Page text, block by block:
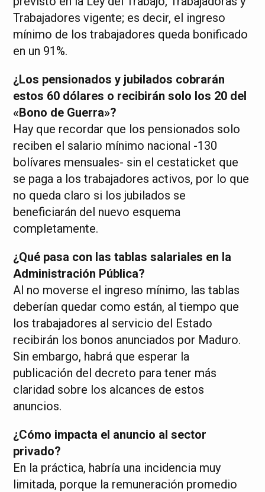
Trabajadores vigente; es decir, el ingreso
mínimo de los trabajadores queda bonificado
en un 91%.
¿Los pensionados y jubilados cobrarán
estos 60 dólares o recibirán solo los 20 del
«Bono de Guerra»?
Hay que recordar que los pensionados solo
reciben el salario mínimo nacional -130
bolívares mensuales- sin el cestaticket que
se paga a los trabajadores activos, por lo que
no queda claro si los jubilados se
beneficiarán del nuevo esquema
completamente.
¿Qué pasa con las tablas salariales en la
Administración Pública?
Al no moverse el ingreso mínimo, las tablas
deberían quedar como están, al tiempo que
los trabajadores al servicio del Estado
recibirán los bonos anunciados por Maduro.
Sin embargo, habrá que esperar la
publicación del decreto para tener más
claridad sobre los alcances de estos
anuncios.
¿Cómo impacta el anuncio al sector
privado?
En la práctica, habría una incidencia muy
limitada, porque la remuneración promedio